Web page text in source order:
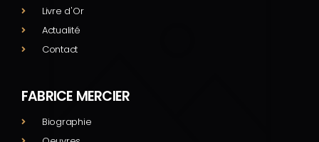
Livre d'Or
Actualité
Contact
FABRICE MERCIER
Biographie